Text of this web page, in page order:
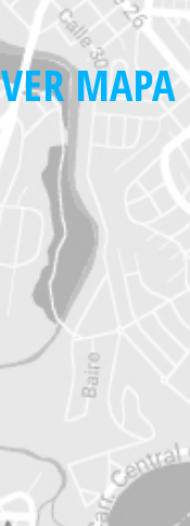
VER MAPA